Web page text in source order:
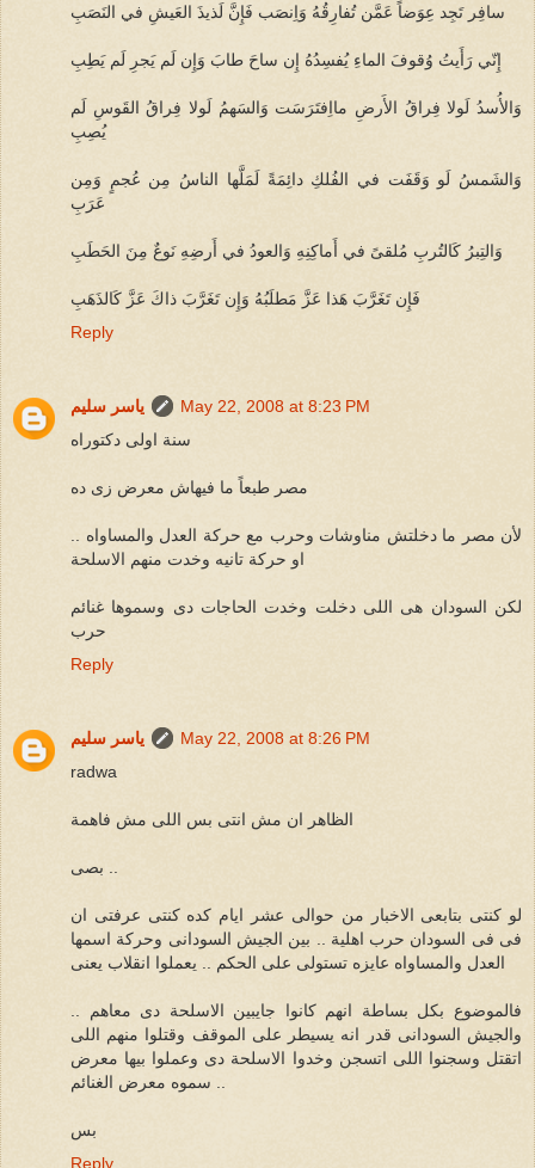
سافِر تَجِد عِوَضاً عَمَّن تُفارِقُهُ وَاِنصَب فَإِنَّ لَذيذَ العَيشِ في النَصَبِ
إِنّي رَأَيتُ وُقوفَ الماءِ يُفسِدُهُ إِن ساحَ طابَ وَإِن لَم يَجرِ لَم يَطِبِ
وَالأُسدُ لَولا فِراقُ الأَرضِ مااِفتَرَسَت وَالسَهمُ لَولا فِراقُ القَوسِ لَم
يُصِبِ
وَالشَمسُ لَو وَقَفَت في الفُلكِ دائِمَةً لَمَلَّها الناسُ مِن عُجمٍ وَمِن
عَرَبِ
وَالتِبرُ كَالتُربِ مُلقىً في أَماكِنِهِ وَالعودُ في أَرضِهِ نَوعٌ مِنَ الحَطَبِ
فَإِن تَغَرَّبَ هَذا عَزَّ مَطلَبُهُ وَإِن تَغَرَّبَ ذاكَ عَزَّ كَالذَهَبِ
Reply
ياسر سليم
May 22, 2008 at 8:23 PM
سنة اولى دكتوراه
مصر طبعاً ما فيهاش معرض زى ده
لأن مصر ما دخلتش مناوشات وحرب مع حركة العدل والمساواه ..
او حركة تانيه وخدت منهم الاسلحة
لكن السودان هى اللى دخلت وخدت الحاجات دى وسموها غنائم
حرب
Reply
ياسر سليم
May 22, 2008 at 8:26 PM
radwa
الظاهر ان مش انتى بس اللى مش فاهمة
لو كنتى بتابعى الاخبار من حوالى عشر ايام كده كنتى عرفتى ان
فى فى السودان حرب اهلية .. بين الجيش السودانى وحركة اسمها
العدل والمساواه عايزه تستولى على الحكم .. يعملوا انقلاب يعنى
فالموضوع بكل بساطة انهم كانوا جايبين الاسلحة دى معاهم ..
والجيش السودانى قدر انه يسيطر على الموقف وقتلوا منهم اللى
اتقتل وسجنوا اللى اتسجن وخدوا الاسلحة دى وعملوا بيها معرض
.. سموه معرض الغنائم
بس
Reply